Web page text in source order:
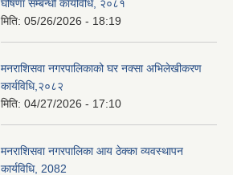
घोषणा सम्बन्धी कार्यविधि, २०८१
मिति: 05/26/2026 - 18:19
मनराशिसवा नगरपालिकाको घर नक्सा अभिलेखीकरण
कार्यविधि,२०८२
मिति: 04/27/2026 - 17:10
मनराशिसवा नगरपालिका आय ठेक्का व्यवस्थापन
कार्यविधि, 2082